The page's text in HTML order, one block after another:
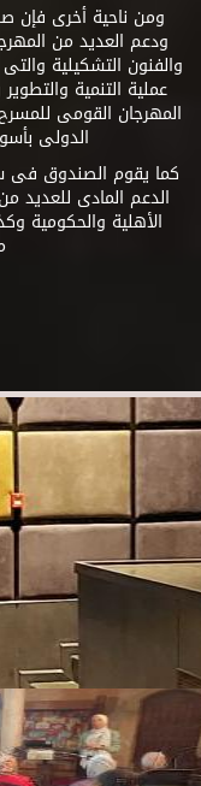
ومن ناحية أخرى فإن
ودعم العديد من
والفنون التشكيلية
عملية التنمية
المهرجان القومى
الدولى
كما يقوم الصندوق فى
الدعم المادى للعديد
الأهلية والحكومية